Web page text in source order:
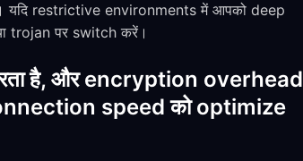
यदि restrictive environments में आपको deep
trojan पर switch करें।
है, और encryption overhead
speed को optimize